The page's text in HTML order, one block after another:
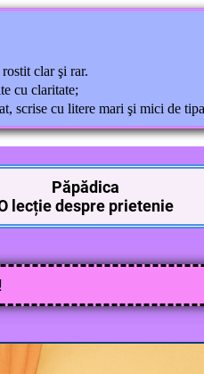
clar şi rar.
cu claritate;
scrise cu litere mari şi mici de
Păpădica
lecție despre prietenie